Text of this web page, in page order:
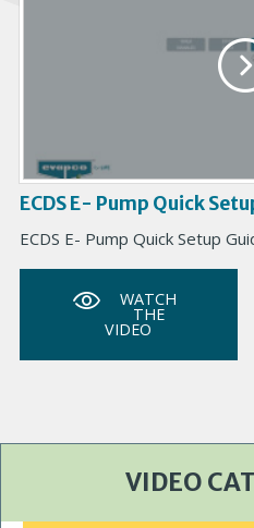
ECDS E- Pump Quick
ECDS E- Pump Quick Setup
WATCH
THE
VIDEO
VIDEO